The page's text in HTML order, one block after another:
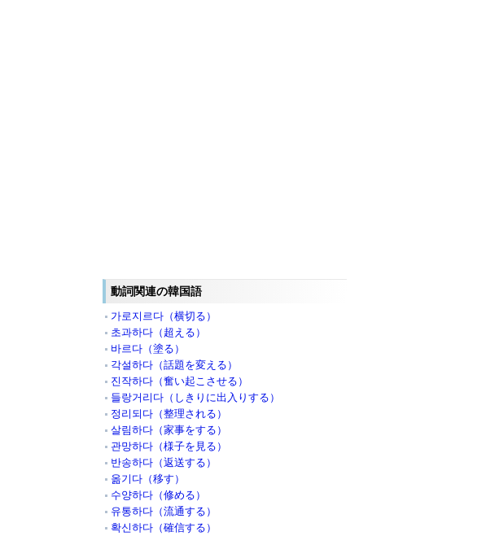
動詞関連の韓国語
가로지르다（横切る）
초과하다（超える）
바르다（塗る）
각설하다（話題を変える）
진작하다（奮い起こさせる）
들랑거리다（しきりに出入りする）
정리되다（整理される）
살림하다（家事をする）
관망하다（様子を見る）
반송하다（返送する）
옮기다（移す）
수양하다（修める）
유통하다（流通する）
확신하다（確信する）